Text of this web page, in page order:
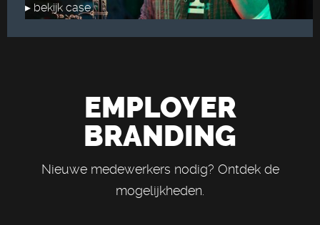
▸ bekijk case
EMPLOYER
BRANDING
Nieuwe medewerkers nodig? Ontdek de
mogelijkheden.